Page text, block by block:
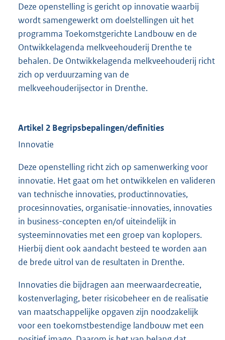
Deze openstelling is gericht op innovatie waarbij
wordt samengewerkt om doelstellingen uit het
programma Toekomstgerichte Landbouw en de
Ontwikkelagenda melkveehouderij Drenthe te
behalen. De Ontwikkelagenda melkveehouderij richt
zich op verduurzaming van de
melkveehouderijsector in Drenthe.
Artikel 2 Begripsbepalingen/definities
Innovatie
Deze openstelling richt zich op samenwerking voor
innovatie. Het gaat om het ontwikkelen en valideren
van technische innovaties, productinnovaties,
procesinnovaties, organisatie-innovaties, innovaties
in business-concepten en/of uiteindelijk in
systeeminnovaties met een groep van koplopers.
Hierbij dient ook aandacht besteed te worden aan
de brede uitrol van de resultaten in Drenthe.
Innovaties die bijdragen aan meerwaardecreatie,
kostenverlaging, beter risicobeheer en de realisatie
van maatschappelijke opgaven zijn noodzakelijk
voor een toekomstbestendige landbouw met een